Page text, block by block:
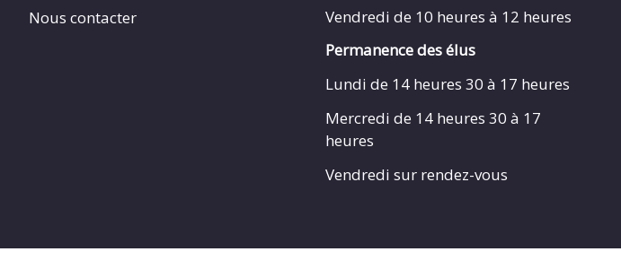
Nous contacter
Vendredi de 10 heures à 12 heures
Permanence des élus
Lundi de 14 heures 30 à 17 heures
Mercredi de 14 heures 30 à 17
heures
Vendredi sur rendez-vous